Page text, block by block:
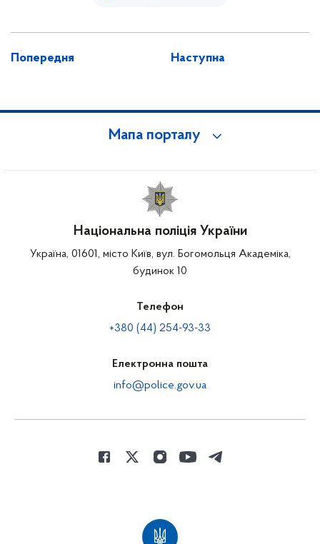
Попередня Наступна
Мапа порталу
Національна поліція України
Україна, 01601, місто Київ, вул. Богомольця Академіка,
будинок 10
Телефон
+380 (44) 254-93-33
Електронна пошта
info@police.gov.ua